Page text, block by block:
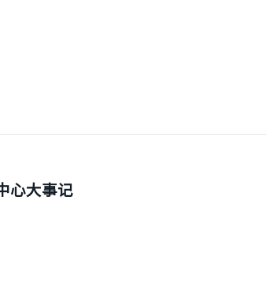
心大事记